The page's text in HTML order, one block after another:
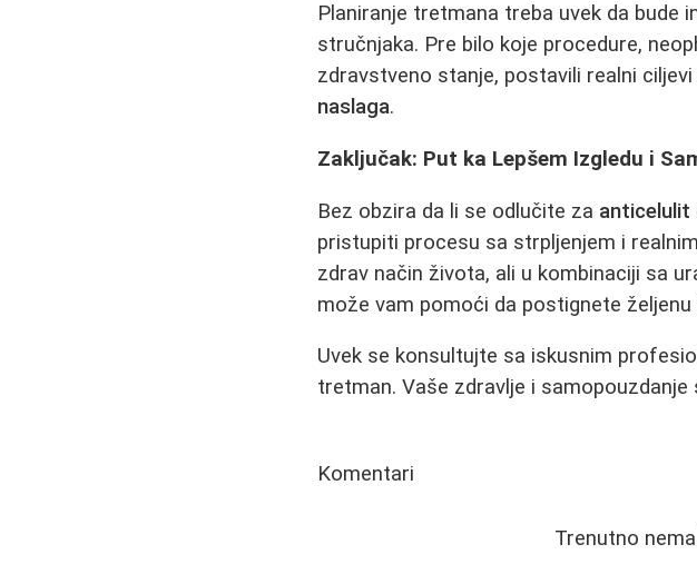
Planiranje tretmana treba uvek da bude
stručnjaka. Pre bilo koje procedure,
zdravstveno stanje, postavili realni
naslaga.
Zaključak: Put ka Lepšem Izgledu i
Bez obzira da li se odlučite za anticelulit
pristupiti procesu sa strpljenjem i
zdrav način života, ali u kombinaciji sa
može vam pomoći da postignete
Uvek se konsultujte sa iskusnim
tretman. Vaše zdravlje i samopouzdanje
Komentari
Trenutno